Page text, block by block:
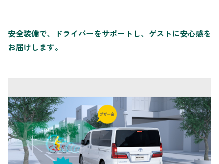
安全装備で、ドライバーをサポートし、ゲストに安心感を
お届けします。